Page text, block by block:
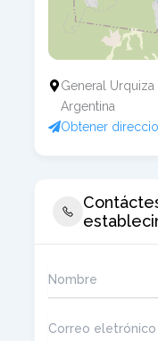
General Urquiza
Argentina
Obtener